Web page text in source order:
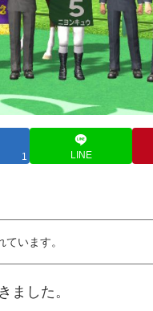
1 LINE
います。
ました。